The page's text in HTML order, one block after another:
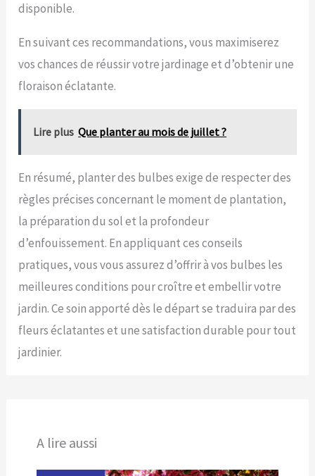
disponible.
En suivant ces recommandations, vous maximiserez
vos chances de réussir votre jardinage et d’obtenir une
floraison éclatante.
Lire plus Que planter au mois de juillet ?
En résumé, planter des bulbes exige de respecter des
règles précises concernant le moment de plantation,
la préparation du sol et la profondeur
d’enfouissement. En appliquant ces conseils
pratiques, vous vous assurez d’offrir à vos bulbes les
meilleures conditions pour croître et embellir votre
jardin. Ce soin apporté dès le départ se traduira par des
fleurs éclatantes et une satisfaction durable pour tout
jardinier.
A lire aussi